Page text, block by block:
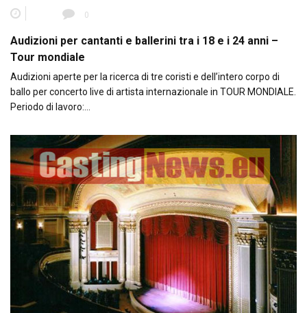
0
Audizioni per cantanti e ballerini tra i 18 e i 24 anni –
Tour mondiale
Audizioni aperte per la ricerca di tre coristi e dell’intero corpo di
ballo per concerto live di artista internazionale in TOUR MONDIALE.
Periodo di lavoro:…